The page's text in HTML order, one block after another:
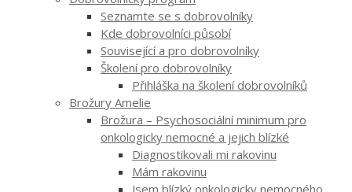
Seznamte se s dobrovolníky
Kde dobrovolníci působí
Související a pro dobrovolníky
Školení pro dobrovolníky
Přihláška na školení dobrovolníků
Brožury Amelie
Brožura – Psychosociální minimum pro
onkologicky nemocné a jejich blízké
Diagnostikovali mi rakovinu
Mám rakovinu
Jsem blízký onkologicky nemocného